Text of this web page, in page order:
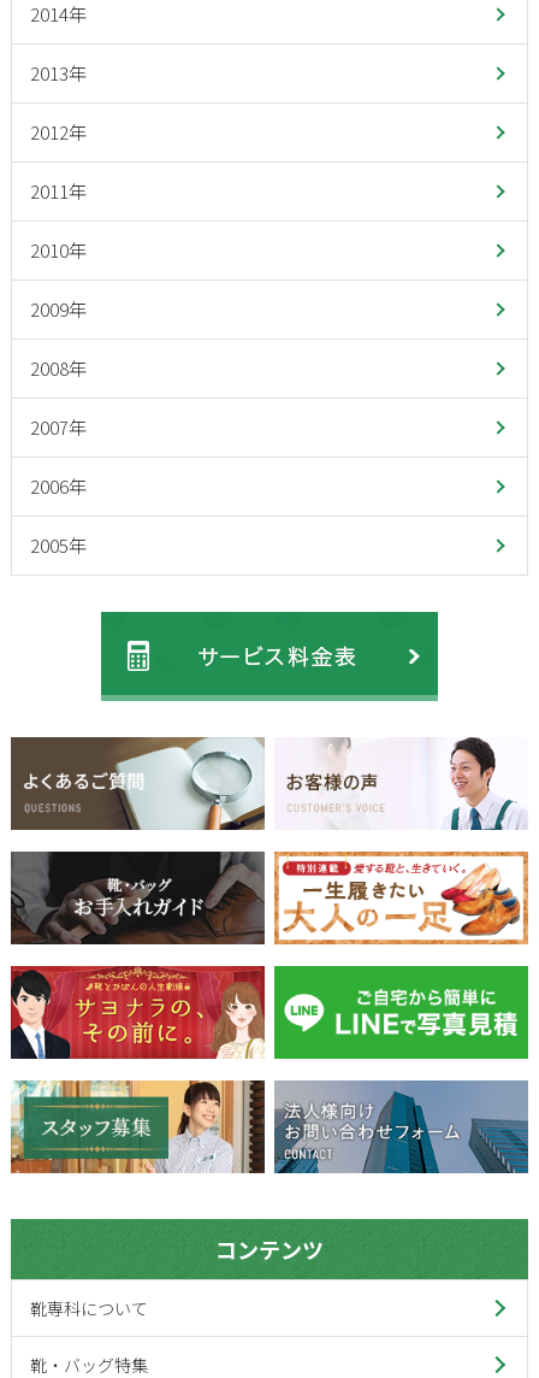
2014年
2013年
2012年
2011年
2010年
2009年
2008年
2007年
2006年
2005年
コンテンツ
靴専科について
靴・バッグ特集